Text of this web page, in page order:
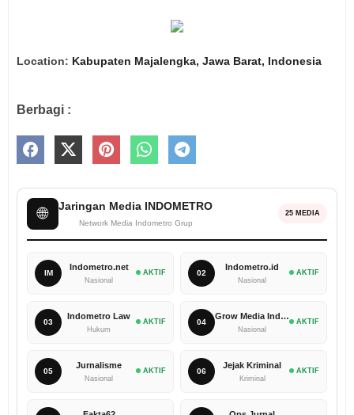
Location: Kabupaten Majalengka, Jawa Barat, Indonesia
Berbagi :
🌐 Jaringan Media INDOMETRO
Network Media Indometro Grup
25 MEDIA
IM
Indometro.net
Nasional
AKTIF 02
Indometro.id
Nasional
AKTIF
03
Indometro Law
Hukum
AKTIF 04
Grow Media Indonesia
Nasional
AKTIF
05
Jurnalisme
Nasional
AKTIF 06
Jejak Kriminal
Kriminal
AKTIF